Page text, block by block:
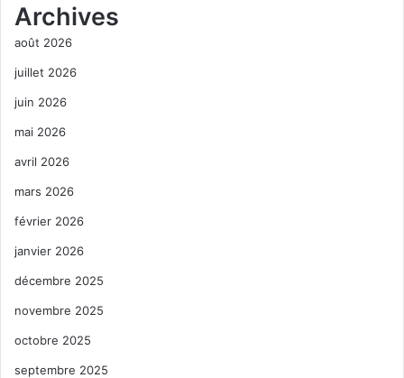
Archives
août 2026
juillet 2026
juin 2026
mai 2026
avril 2026
mars 2026
février 2026
janvier 2026
décembre 2025
novembre 2025
octobre 2025
septembre 2025